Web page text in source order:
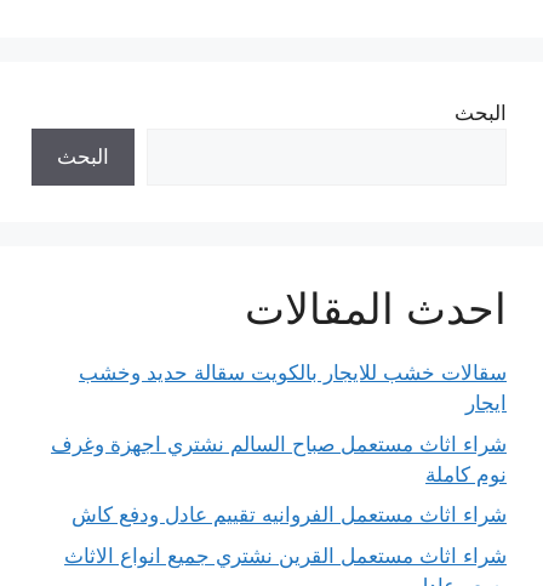
البحث
البحث
احدث المقالات
سقالات خشب للايجار بالكويت سقالة حديد وخشب
ايجار
شراء اثاث مستعمل صباح السالم نشتري اجهزة وغرف
نوم كاملة
شراء اثاث مستعمل الفروانيه تقييم عادل ودفع كاش
شراء اثاث مستعمل القرين نشتري جميع انواع الاثاث